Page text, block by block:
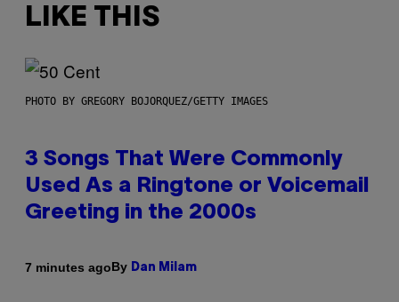
LIKE THIS
PHOTO BY GREGORY BOJORQUEZ/GETTY IMAGES
3 Songs That Were Commonly
Used As a Ringtone or Voicemail
Greeting in the 2000s
7 minutes agoBy Dan Milam